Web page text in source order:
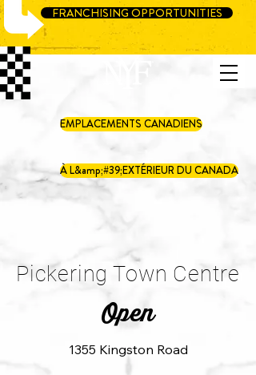
FRANCHISING OPPORTUNITIES
EMPLACEMENTS CANADIENS
À L&amp;#39;EXTÉRIEUR DU CANADA
Pickering Town Centre
Open
1355 Kingston Road